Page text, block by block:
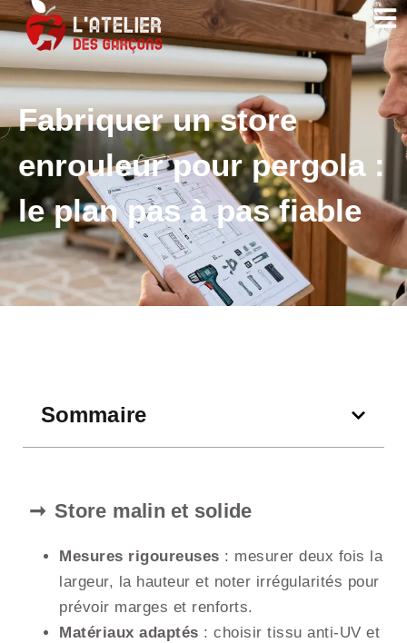
Fabriquer un store
enrouleur pour pergola :
le plan pas à pas fiable
Sommaire
Store malin et solide
Mesures rigoureuses : mesurer deux fois la
largeur, la hauteur et noter irrégularités pour
prévoir marges et renforts.
Matériaux adaptés : choisir tissu anti-UV et